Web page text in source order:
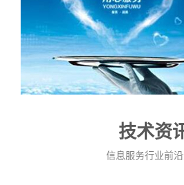
技术资
信息服务行业前沿